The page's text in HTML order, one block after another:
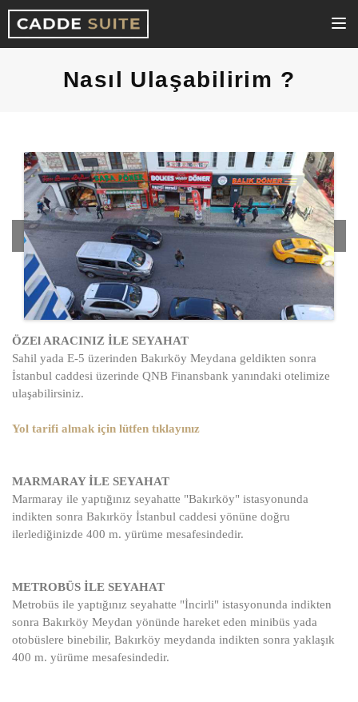
Nasıl Ulaşabilirim ?
ÖZEl ARACINIZ İLE SEYAHAT
Sahil yada E-5 üzerinden Bakırköy Meydana geldikten sonra
İstanbul caddesi üzerinde QNB Finansbank yanındaki otelimize
ulaşabilirsiniz.
Yol tarifi almak için lütfen tıklayınız
MARMARAY İLE SEYAHAT
Marmaray ile yaptığınız seyahatte "Bakırköy" istasyonunda
indikten sonra Bakırköy İstanbul caddesi yönüne doğru
ilerlediğinizde 400 m. yürüme mesafesindedir.
METROBÜS İLE SEYAHAT
Metrobüs ile yaptığınız seyahatte "İncirli" istasyonunda indikten
sonra Bakırköy Meydan yönünde hareket eden minibüs yada
otobüslere binebilir, Bakırköy meydanda indikten sonra yaklaşık
400 m. yürüme mesafesindedir.